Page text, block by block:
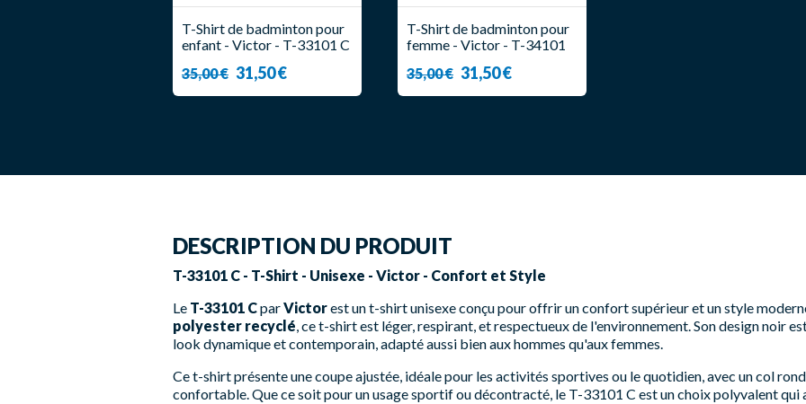
T-Shirt de badminton pour
enfant - Victor - T-33101 C
35,00 € 31,50 €
T-Shirt de badminton pour
femme - Victor - T-34101
35,00 € 31,50 €
DESCRIPTION DU PRODUIT
T-33101 C - T-Shirt - Unisexe - Victor - Confort et Style
Le T-33101 CparVictorest un t-shirt unisexe conçu pour offrir un confort supérieur et un style
polyester recyclé, ce t-shirt est léger, respirant, et respectueux de l'environnement. Son design noir
look dynamique et contemporain, adapté aussi bien aux hommes qu'aux femmes.
Ce t-shirt présente une coupe ajustée, idéale pour les activités sportives ou le quotidien, avec un col
confortable. Que ce soit pour un usage sportif ou décontracté, le T-33101 C est un choix polyvalent